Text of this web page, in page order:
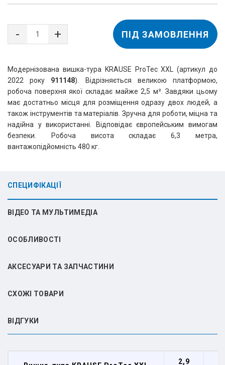
Модернізована вишка-тура KRAUSE ProTec XXL (артикул до
2022 року 911148). Відрізняється великою платформою,
робоча поверхня якої складає майже 2,5 м². Завдяки цьому
має достатньо місця для розміщення одразу двох людей, а
також інструментів та матеріалів. Зручна для роботи, міцна та
надійна у використанні. Відповідає європейським вимогам
безпеки. Робоча висота складає 6,3 метра,
вантажопідйомність 480 кг.
ПІД ЗАМОВЛЕННЯ
СПЕЦИФІКАЦІЇ
ВІДЕО ТА МУЛЬТИМЕДІА
ОСОБЛИВОСТІ
АКСЕСУАРИ ТА ЗАПЧАСТИНИ
СХОЖІ ТОВАРИ
ВIДГУКИ
2,9